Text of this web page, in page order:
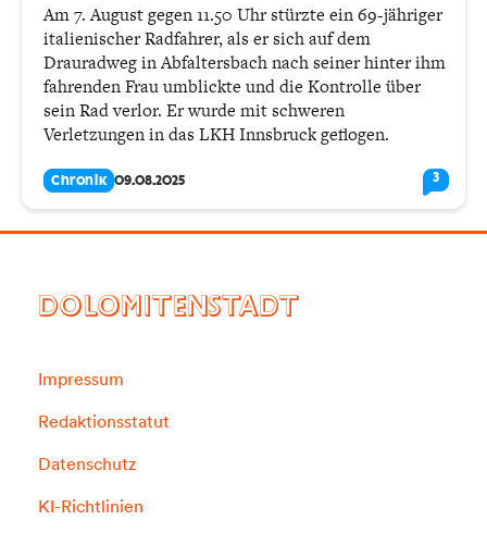
Am 7. August gegen 11.50 Uhr stürzte ein 69-jähriger
italienischer Radfahrer, als er sich auf dem
Drauradweg in Abfaltersbach nach seiner hinter ihm
fahrenden Frau umblickte und die Kontrolle über
sein Rad verlor. Er wurde mit schweren
Verletzungen in das LKH Innsbruck geflogen.
Chronik 09.08.2025 3
DOLOMITENSTADT
Impressum
Redaktionsstatut
Datenschutz
KI-Richtlinien